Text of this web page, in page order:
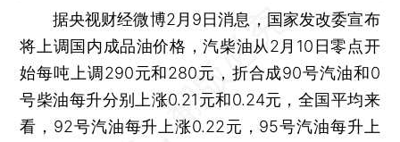
据央视财经微博2月9日消息，国家发改委宣布
将上调国内成品油价格，汽柴油从2月10日零点开
始每吨上调290元和280元，折合成90号汽油和0
号柴油每升分别上涨0.21元和0.24元，全国平均来
看，92号汽油每升上涨0.22元，95号汽油每升上